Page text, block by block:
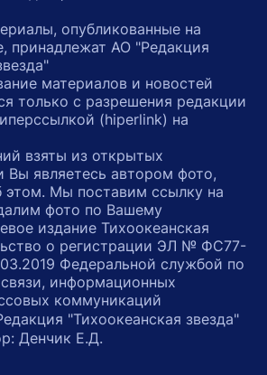
опубликованные на
принадлежат АО "Редакция
материалов и новостей
только с разрешения редакции
(hiperlink) на
взяты из открытых
Вы являетесь автором фото,
Мы поставим ссылку на
фото по Вашему
издание Тихоокеанская
о регистрации ЭЛ № ФС77-
Федеральной службой по
информационных
коммуникаций
"Тихоокеанская звезда"
Денчик Е.Д.